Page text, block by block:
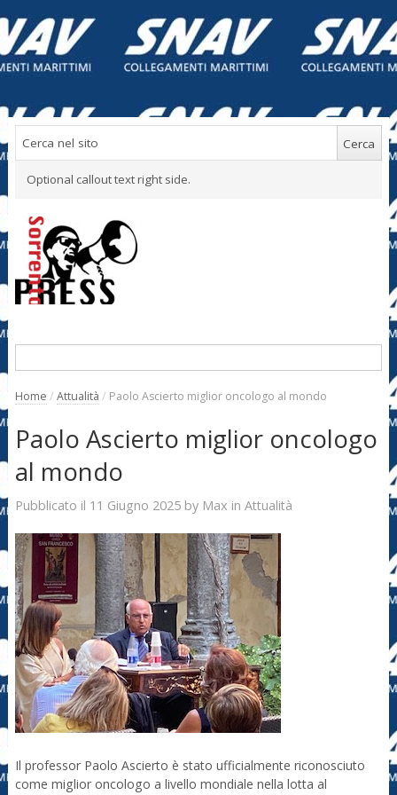
Optional callout text right side.
Home / Attualità / Paolo Ascierto miglior oncologo al mondo
Paolo Ascierto miglior oncologo
al mondo
Pubblicato il 11 Giugno 2025by Max in Attualità
Il professor Paolo Ascierto è stato ufficialmente riconosciuto
come miglior oncologo a livello mondiale nella lotta al